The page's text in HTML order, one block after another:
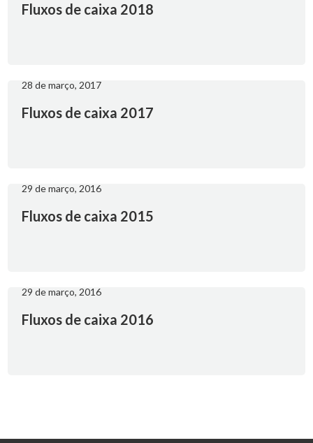
Fluxos de caixa 2018
28 de março, 2017
Fluxos de caixa 2017
29 de março, 2016
Fluxos de caixa 2015
29 de março, 2016
Fluxos de caixa 2016